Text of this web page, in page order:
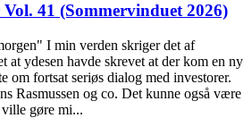
41 (Sommervinduet 2026)
I min verden skriger det af
at ydesen havde skrevet at der kom en ny
om fortsat seriøs dialog med investorer.
Rasmussen og co. Det kunne også være
gøre mi...